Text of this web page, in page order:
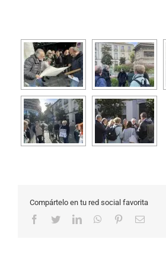
Compártelo en tu red social favorita
Facebook
TwitterLinkedInWhatsApp
PinterestCorreo